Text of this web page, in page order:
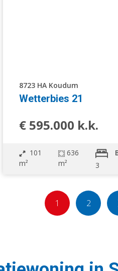
8723 HA Koudum
Wetterbies 21
€ 595.000 k.k.
101
m²
636
m²
3
1 2